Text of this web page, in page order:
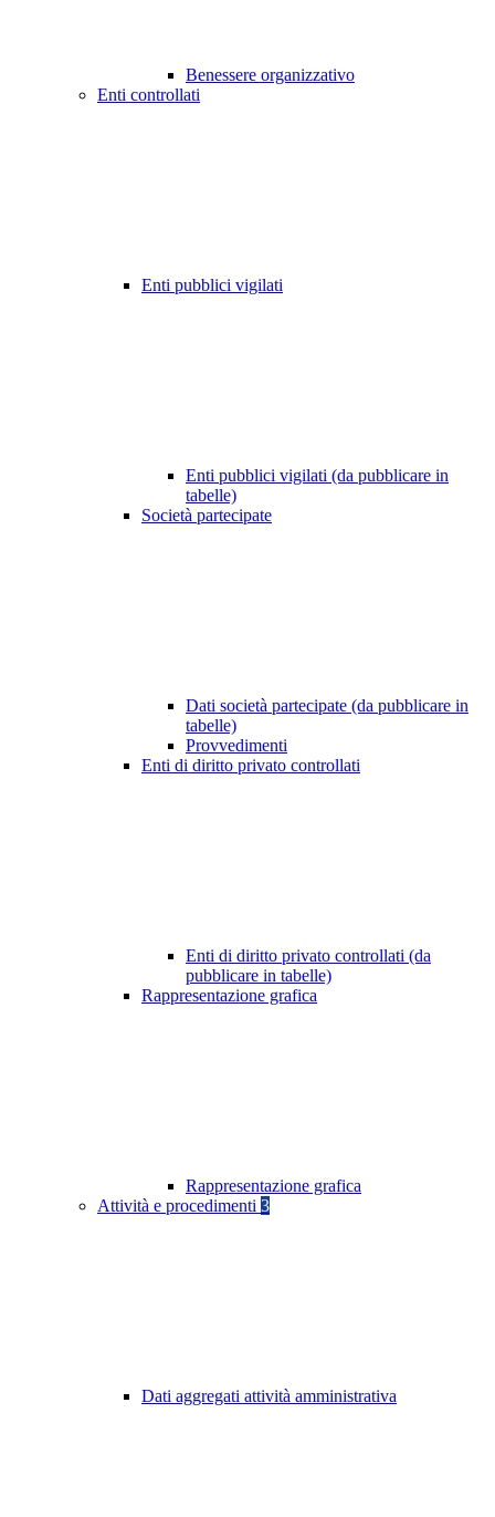
Benessere organizzativo
Enti controllati
Enti pubblici vigilati
Enti pubblici vigilati (da pubblicare in
tabelle)
Società partecipate
Dati società partecipate (da pubblicare in
tabelle)
Provvedimenti
Enti di diritto privato controllati
Enti di diritto privato controllati (da
pubblicare in tabelle)
Rappresentazione grafica
Rappresentazione grafica
Attività e procedimenti 3
Dati aggregati attività amministrativa